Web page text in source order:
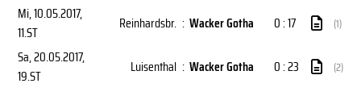
Mi, 10.05.2017,
11.ST
Reinhardsbr. : Wacker Gotha 0 : 17 (1)
Sa, 20.05.2017,
19.ST
Luisenthal : Wacker Gotha 0 : 23 (2)